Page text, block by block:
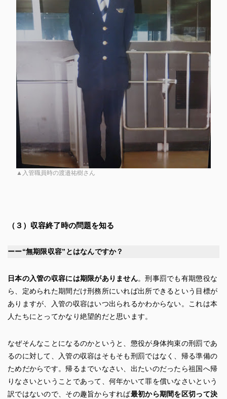
▲入管職員時の渡邉祐樹さん
（３） 収容終了時の問題を知る
ーー“無期限収容”とはなんですか？
日本の入管の収容には期限がありません。刑事罰でも有期懲役な
ら、定められた期間だけ刑務所にいれば出所できるという目標が
ありますが、入管の収容はいつ出られるかわからない。これは本
人たちにとってかなり絶望的だと思います。
なぜそんなことになるのかというと、懲役が身体拘束の刑罰であ
るのに対して、入管の収容はそもそも刑罰ではなく、帰る準備の
ためだからです。帰るまでいなさい、出たいのだったら祖国へ帰
りなさいということであって、何年かいて罪を償いなさいという
訳ではないので、その趣旨からすれば最初から期間を区切って決